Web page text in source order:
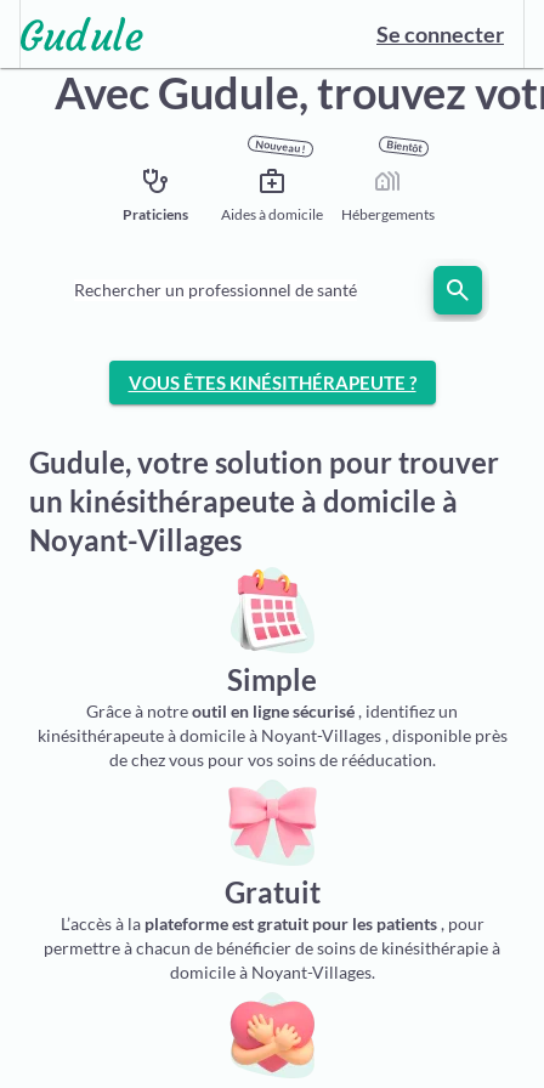
Se connecter
Avec Gudule,trouvez
stethoscope
Praticiens
Nouveau !
medical_services
Aides à domicile
Bientôt
holiday_village
Hébergements
Rechercher un professionnel de santé search
VOUS ÊTES KINÉSITHÉRAPEUTE ?
Gudule, votre solution pour trouver
un kinésithérapeute à domicile à
Noyant-Villages
Simple
Grâce à notreoutil en ligne sécurisé, identifiez un
kinésithérapeute à domicile à Noyant-Villages , disponible près
de chez vous pour vos soins de rééducation.
Gratuit
L’accès à la plateforme est gratuit pour les patients, pour
permettre à chacun de bénéficier de soins de kinésithérapie à
domicile à Noyant-Villages.